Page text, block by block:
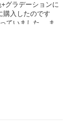
グラデーションに
購入したのです
ていました。 ま
など不安だったの
発送、対応も迅速